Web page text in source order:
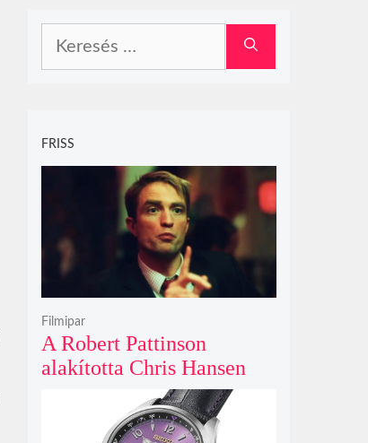
FRISS
A Robert Pattinson
alakította Chris Hansen
sötét vadászatra indul a
Primetime előzetesében
Filmipar